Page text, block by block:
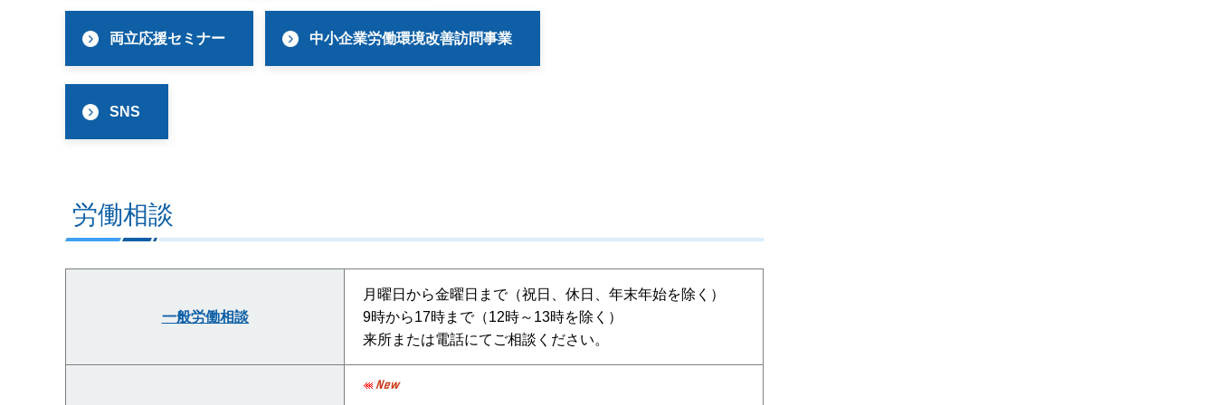
両立応援セミナー 中小企業労働環境改善訪問事業
SNS
労働相談
一般労働相談
月曜日から金曜日まで（祝日、休日、年末年始を除く）
9時から17時まで（12時～13時を除く）
来所または電話にてご相談ください。